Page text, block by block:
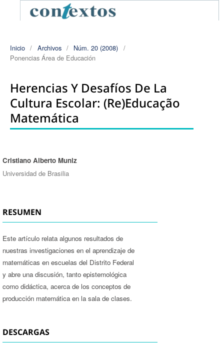
Inicio / Archivos / Núm. 20 (2008) /
Ponencias Área de Educación
Herencias Y Desafíos De La
Cultura Escolar: (re)educação
Matemática
Autores/as
Cristiano Alberto Muniz
Universidad de Brasilia
RESUMEN
Este artículo relata algunos resultados de
nuestras investigaciones en el aprendizaje de
matemáticas en escuelas del Distrito Federal
y abre una discusión, tanto epistemológica
como didáctica, acerca de los conceptos de
producción matemática en la sala de clases.
DESCARGAS